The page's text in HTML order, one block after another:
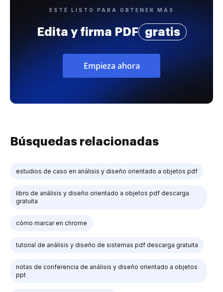
ESTÉ LISTO PARA OBTENER MÁS
Edita y firma PDF gratis
Empieza ahora
Búsquedas relacionadas
estudios de caso en análisis y diseño orientado a objetos pdf
libro de análisis y diseño orientado a objetos pdf descarga
gratuita
cómo marcar en chrome
tutorial de análisis y diseño de sistemas pdf descarga gratuita
notas de conferencia de análisis y diseño orientado a objetos
ppt